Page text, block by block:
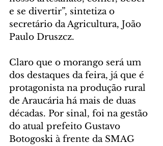
e se divertir”, sintetiza o
secretário da Agricultura, João
Paulo Druszcz.
Claro que o morango será um
dos destaques da feira, já que é
protagonista na produção rural
de Araucária há mais de duas
décadas. Por sinal, foi na gestão
do atual prefeito Gustavo
Botogoski à frente da SMAG